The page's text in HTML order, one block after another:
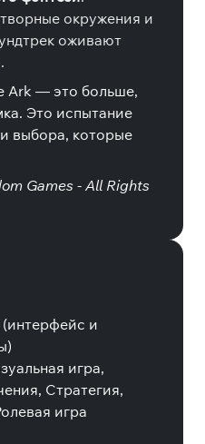
окружения и
оживают
Ark — это больше,
Это испытание
выбора, которые
Games - All Rights
и
игра,
Стратегия,
игра